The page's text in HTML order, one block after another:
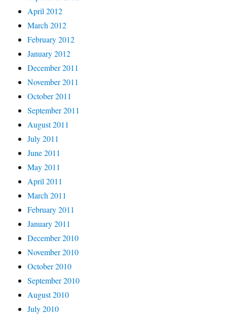
April 2012
March 2012
February 2012
January 2012
December 2011
November 2011
October 2011
September 2011
August 2011
July 2011
June 2011
May 2011
April 2011
March 2011
February 2011
January 2011
December 2010
November 2010
October 2010
September 2010
August 2010
July 2010